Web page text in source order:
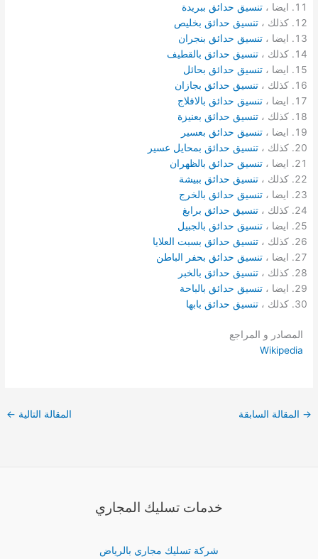
ايضا ،تنسيق حدائق ببريدة
كذلك ،تنسيق حدائق بخليص
ايضا ، تنسيق حدائق بنجران
كذلك ،تنسيق حدائق بالقطيف
ايضا ،تنسيق حدائق بحائل
كذلك ، تنسيق حدائق بجازان
ايضا ،تنسيق حدائق بالافلاج
كذلك ،تنسيق حدائق بعنيزة
ايضا ،تنسيق حدائق بعسير
كذلك ،تنسيق حدائق بمحايل عسير
ايضا ،تنسيق حدائق بالظهران
كذلك ،تنسيق حدائق ببيشة
ايضا ،تنسيق حدائق بالخرج
كذلك ،تنسيق حدائق برابغ
ايضا ،تنسيق حدائق بالجبيل
كذلك ،تنسيق حدائق بسبت العلايا
ايضا ، تنسيق حدائق بحفر الباطن
كذلك ،تنسيق حدائق بالخبر
ايضا ،تنسيق حدائق بالباحة
كذلك ،تنسيق حدائق بابها
المصادر و المراجع
Wikipedia
→ المقالة السابقة المقالة التالية ←
خدمات تسليك المجاري
شركة تسليك مجاري بالرياض